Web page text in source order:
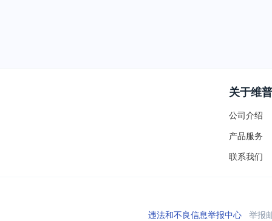
关于维普
公司介绍
产品服务
联系我们
违法和不良信息举报中心举报